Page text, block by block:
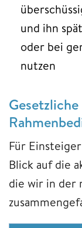
und ihn
oder bei
nutzen
Für
Blick auf die
die wir in der